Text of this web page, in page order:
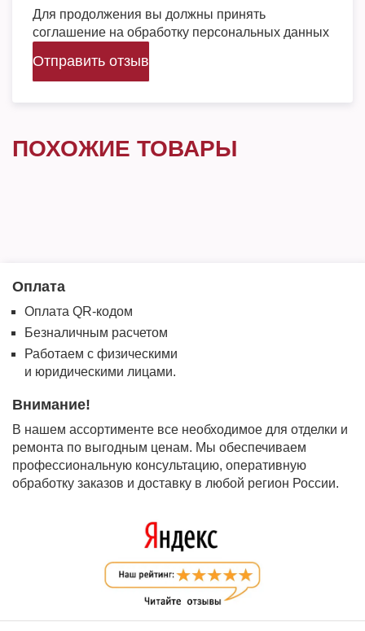
Для продолжения вы должны принять
соглашение на обработку персональных данных
Отправить отзыв
ПОХОЖИЕ ТОВАРЫ
Оплата
Оплата QR-кодом
Безналичным расчетом
Работаем с физическими
и юридическими лицами.
Внимание!
В нашем ассортименте все необходимое для отделки и
ремонта по выгодным ценам. Мы обеспечиваем
профессиональную консультацию, оперативную
обработку заказов и доставку в любой регион России.